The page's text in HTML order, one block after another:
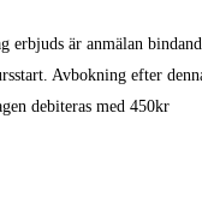
erbjuds är anmälan
Avbokning efter
debiteras med 450kr